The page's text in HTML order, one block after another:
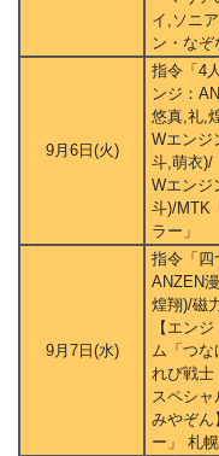
イ,ソニ
ン・なぞ
9月6日(火)
指令「4
ンジ：
悠真,礼,
Wエンジ
斗,萌衣)/
Wエンジ
斗)/MTK
ラー」
9月7日(水)
指令「
ANZEN
煌翔)/磁
【エン
ム「つな
れび戦士
スペシ
みやぞん
ー」 札